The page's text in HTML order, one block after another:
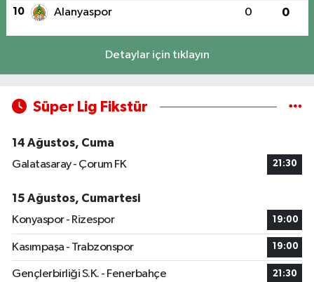
10 Alanyaspor 0 0
Detaylar için tıklayın
Süper Lig Fikstür
14 Ağustos, Cuma
Galatasaray - Çorum FK
21:30
15 Ağustos, Cumartesi
Konyaspor - Rizespor
19:00
Kasımpaşa - Trabzonspor 19:00
Gençlerbirliği S.K. - Fenerbahçe 21:30